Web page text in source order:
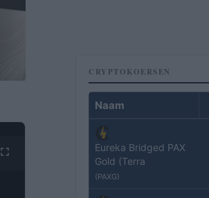
CRYPTOKOERSEN
Naam
Eureka Bridged PAX
Gold (Terra
(PAXG)